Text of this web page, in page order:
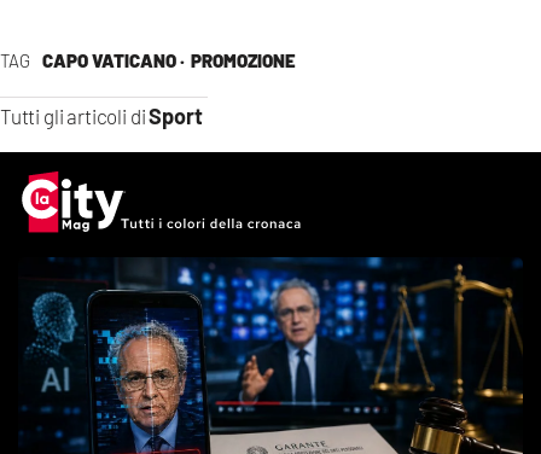
TAG CAPO VATICANO · PROMOZIONE
Tutti gli articoli diSport